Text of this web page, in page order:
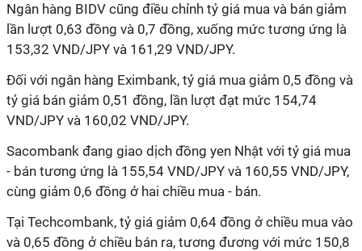
Ngân hàng BIDV cũng điều chỉnh tỷ giá mua và bán giảm
lần lượt 0,63 đồng và 0,7 đồng, xuống mức tương ứng là
153,32 VND/JPY và 161,29 VND/JPY.
Đối với ngân hàng Eximbank, tỷ giá mua giảm 0,5 đồng và
tỷ giá bán giảm 0,51 đồng, lần lượt đạt mức 154,74
VND/JPY và 160,02 VND/JPY.
Sacombank đang giao dịch đồng yen Nhật với tỷ giá mua
- bán tương ứng là 155,54 VND/JPY và 160,55 VND/JPY,
cùng giảm 0,6 đồng ở hai chiều mua - bán.
Tại Techcombank, tỷ giá giảm 0,64 đồng ở chiều mua vào
và 0,65 đồng ở chiều bán ra, tương đương với mức 150,8